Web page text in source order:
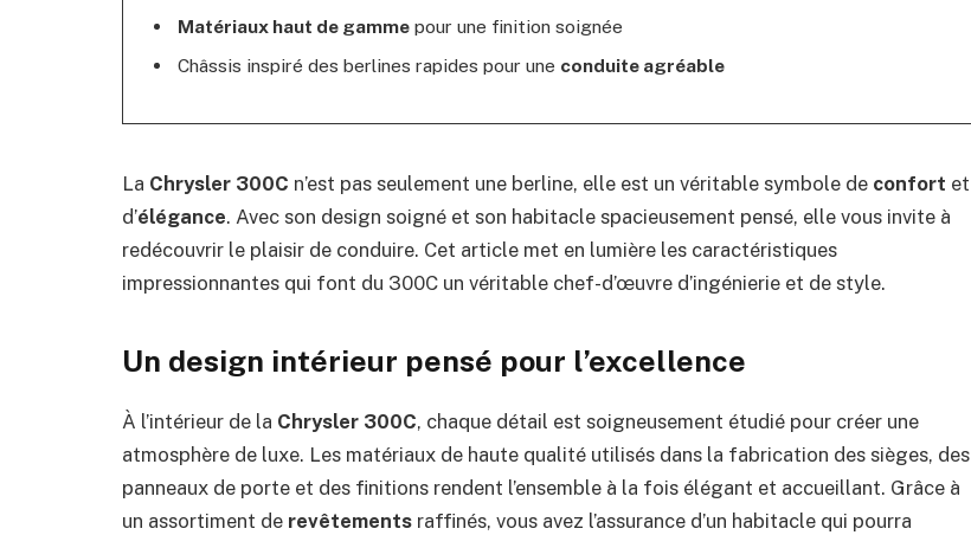
Matériaux haut de gammepour une finition soignée
Châssis inspiré des berlines rapides pour une conduite agréable
La Chrysler 300C n’est pas seulement une berline, elle est un véritable symbole de confort et
d’élégance. Avec son design soigné et son habitacle spacieusement pensé, elle vous invite à
redécouvrir le plaisir de conduire. Cet article met en lumière les caractéristiques
impressionnantes qui font du 300C un véritable chef-d’œuvre d’ingénierie et de style.
Un design intérieur pensé pour l’excellence
À l’intérieur de la Chrysler 300C, chaque détail est soigneusement étudié pour créer une
atmosphère de luxe. Les matériaux de haute qualité utilisés dans la fabrication des sièges, des
panneaux de porte et des finitions rendent l’ensemble à la fois élégant et accueillant. Grâce à
un assortiment de revêtements raffinés, vous avez l’assurance d’un habitacle qui pourra